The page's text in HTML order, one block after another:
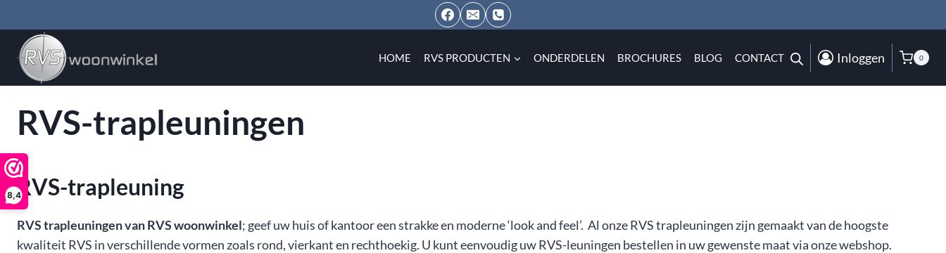
8,4
naar
inhoud
HOME RVS PRODUCTEN ONDERDELEN BROCHURES BLOG CONTACT Inloggen 0
RVS-trapleuningen
RVS-trapleuning
RVS trapleuningen van RVS woonwinkel; geef uw huis of kantoor een strakke en moderne ‘look and feel’. Al onze RVS trapleuningen zijn gemaakt van de hoogste
kwaliteit RVS in verschillende vormen zoals rond, vierkant en rechthoekig. U kunt eenvoudig uw RVS-leuningen bestellen in uw gewenste maat via onze webshop.